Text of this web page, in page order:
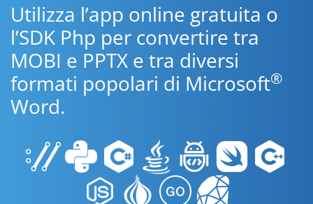
Utilizza l’app online gratuita o
l’SDK Php per convertire tra
MOBI e PPTX e tra diversi
formati popolari di Microsoft®
Word.